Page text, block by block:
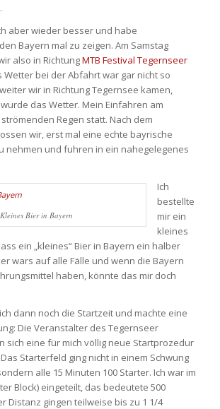
aber wieder besser und habe
Bayern mal zu zeigen. Am Samstag
also in RichtungMTB Festival Tegernseer
Wetter bei der Abfahrt war gar nicht so
wir in Richtung Tegernsee kamen,
das Wetter. Mein Einfahren am
Regen statt. Nach dem
wir, erst mal eine echte bayrische
nehmen und fuhren in ein nahegelegenes
Kleines Bier in Bayern
Ich
bestellte
mir ein
kleines
ein „kleines“ Bier in Bayern ein halber
wars auf alle Fälle und wenn die Bayern
haben, könnte das mir doch
dann noch die Startzeit und machte eine
Die Veranstalter des Tegernseer
sich eine für mich völlig neue Startprozedur
Starterfeld ging nicht in einem Schwung
alle 15 Minuten 100 Starter. Ich war im
Block) eingeteilt, das bedeutete 500
Distanz gingen teilweise bis zu 1 1/4